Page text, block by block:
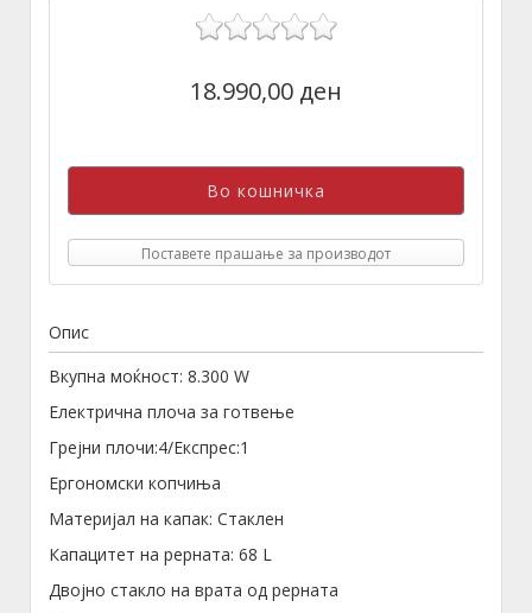
18.990,00 ден
Поставете прашање за производот
Опис
Вкупна моќност: 8.300 W
Електрична плоча за готвење
Грејни плочи:4/Експрес:1
Ергономски копчиња
Материјал на капак: Стаклен
Капацитет на рерната: 68 L
Двојно стакло на врата од рерната